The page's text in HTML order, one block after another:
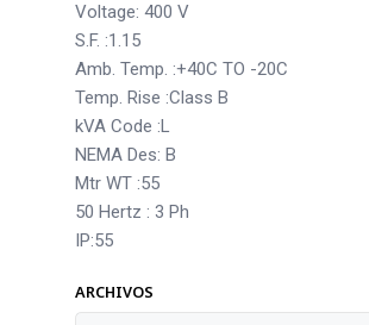
Voltage: 400 V
S.F. :1.15
Amb. Temp. :+40C TO -20C
Temp. Rise :Class B
kVA Code :L
NEMA Des: B
Mtr WT :55
50 Hertz : 3 Ph
IP:55
ARCHIVOS